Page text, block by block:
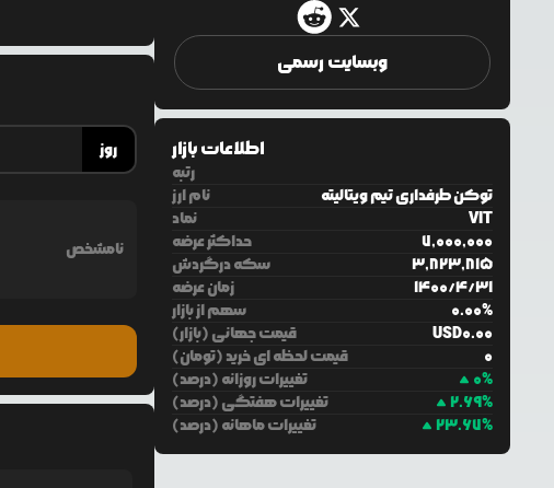
روز
نامشخص
وبسایت رسمی
اطلاعات بازار
رتبه
نام ارز
توکن طرفداری تیم ویتالیته
نماد
VIT
حداکثر عرضه
7,000,000
سکه درگردش
3,823,815
زمان عرضه
1400/4/31
سهم از بازار
0.00%
قیمت جهانی (بازار)
USD0.00
قیمت لحظه ای خرید (تومان)
0
تغییرات روزانه (درصد)
0%
تغییرات هفتگی (درصد)
2.69%
تغییرات ماهانه (درصد)
23.67%